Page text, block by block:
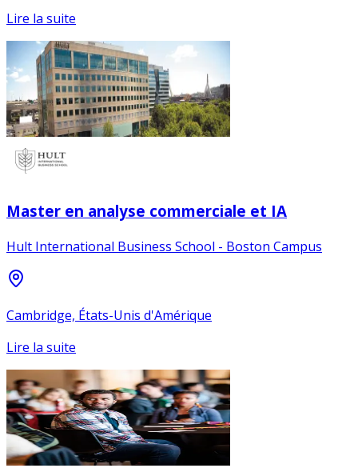
Lire la suite
Master en analyse commerciale et IA
Hult International Business School - Boston Campus
Cambridge, États-Unis d'Amérique
Lire la suite